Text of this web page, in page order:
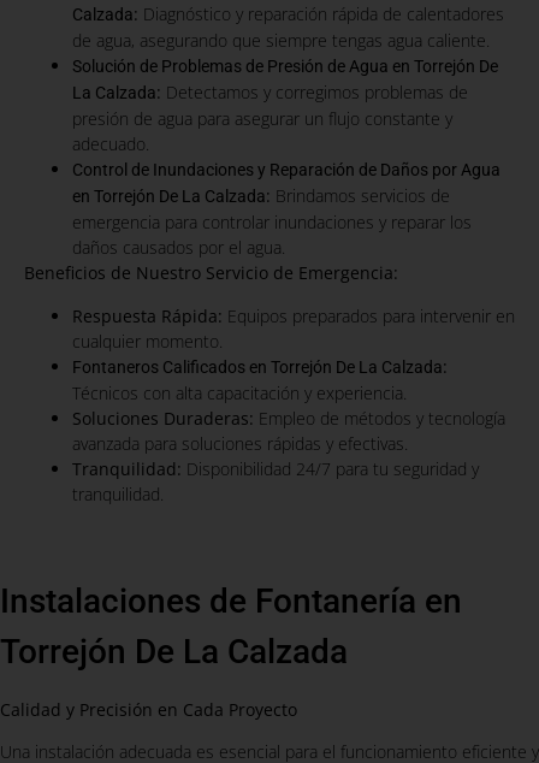
Calzada: Diagnóstico y reparación rápida de calentadores
de agua, asegurando que siempre tengas agua caliente.
Solución de Problemas de Presión de Agua en Torrejón De
La Calzada: Detectamos y corregimos problemas de
presión de agua para asegurar un flujo constante y
adecuado.
Control de Inundaciones y Reparación de Daños por Agua
en Torrejón De La Calzada: Brindamos servicios de
emergencia para controlar inundaciones y reparar los
daños causados por el agua.
Beneficios de Nuestro Servicio de Emergencia:
Respuesta Rápida: Equipos preparados para intervenir en
cualquier momento.
Fontaneros Calificados en Torrejón De La Calzada:
Técnicos con alta capacitación y experiencia.
Soluciones Duraderas: Empleo de métodos y tecnología
avanzada para soluciones rápidas y efectivas.
Tranquilidad: Disponibilidad 24/7 para tu seguridad y
tranquilidad.
Instalaciones de Fontanería en
Torrejón De La Calzada
Calidad y Precisión en Cada Proyecto
Una instalación adecuada es esencial para el funcionamiento eficiente y